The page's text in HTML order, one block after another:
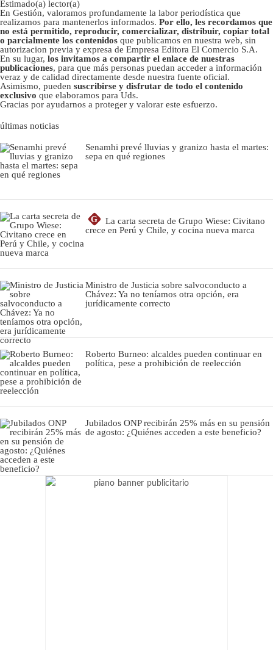
Estimado(a) lector(a)
En Gestión, valoramos profundamente la labor periodística que
realizamos para mantenerlos informados. Por ello, les recordamos que
no está permitido, reproducir, comercializar, distribuir, copiar total
o parcialmente los contenidos que publicamos en nuestra web, sin
autorizacion previa y expresa de Empresa Editora El Comercio S.A.
En su lugar, los invitamos a compartir el enlace de nuestras
publicaciones, para que más personas puedan acceder a información
veraz y de calidad directamente desde nuestra fuente oficial.
Asimismo, pueden suscribirse y disfrutar de todo el contenido
exclusivo que elaboramos para Uds.
Gracias por ayudarnos a proteger y valorar este esfuerzo.
últimas noticias
Senamhi prevé lluvias y granizo hasta el martes:
sepa en qué regiones
G
La carta secreta de Grupo Wiese: Civitano
crece en Perú y Chile, y cocina nueva marca
Ministro de Justicia sobre salvoconducto a
Chávez: Ya no teníamos otra opción, era
jurídicamente correcto
Roberto Burneo: alcaldes pueden continuar en
política, pese a prohibición de reelección
Jubilados ONP recibirán 25% más en su pensión
de agosto: ¿Quiénes acceden a este beneficio?